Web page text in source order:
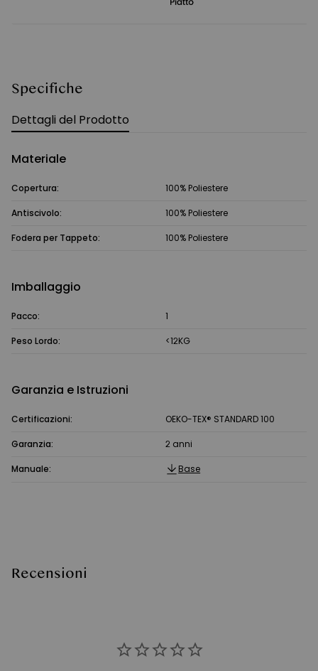
Specifiche
Dettagli del Prodotto
Materiale
Copertura: 100% Poliestere
Antiscivolo: 100% Poliestere
Fodera per Tappeto: 100% Poliestere
Imballaggio
Pacco: 1
Peso Lordo: <12KG
Garanzia e Istruzioni
Certificazioni: OEKO-TEX® STANDARD 100
Garanzia: 2 anni
Manuale: Base
Recensioni